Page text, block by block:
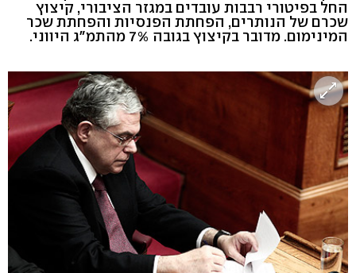
החל בפיטורי רבבות עובדים במגזר הציבורי, קיצוץ
שכרם של הנותרים, הפחתת הפנסיות והפחתת שכר
המינימום. מדובר בקיצוץ בגובה 7% מהתמ"ג היווני.